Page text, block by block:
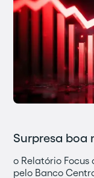
Surpresa boa
o Relatório
pelo Banco